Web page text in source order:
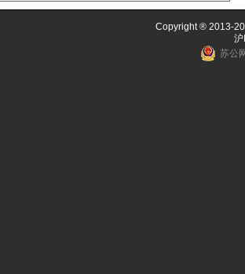
Copyright ® 2013-
苏公